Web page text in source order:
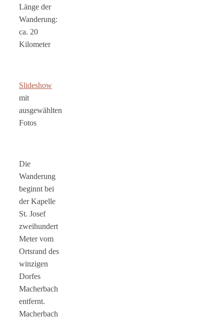
Länge der
Wanderung:
ca. 20
Kilometer
Slideshow
mit
ausgewählten
Fotos
Die
Wanderung
beginnt bei
der Kapelle
St. Josef
zweihundert
Meter vom
Ortsrand des
winzigen
Dorfes
Macherbach
entfernt.
Macherbach